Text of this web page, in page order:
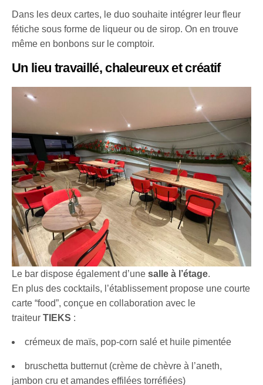
Dans les deux cartes, le duo souhaite intégrer leur fleur
fétiche sous forme de liqueur ou de sirop. On en trouve
même en bonbons sur le comptoir.
Un lieu travaillé, chaleureux et créatif
Le bar dispose également d’unesalle à l’étage.
En plus des cocktails, l’établissement propose une courte
carte “food”, conçue en collaboration avec le
traiteurTIEKS :
crémeux de maïs, pop-corn salé et huile pimentée
bruschetta butternut (crème de chèvre à l’aneth,
jambon cru et amandes effilées torréfiées)